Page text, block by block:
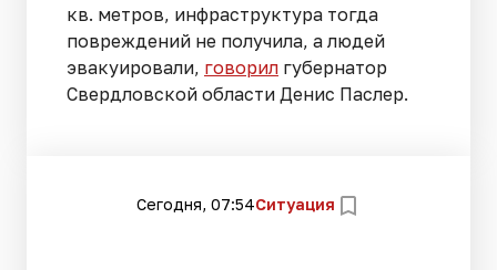
кв. метров, инфраструктура тогда
повреждений не получила, а людей
эвакуировали, говорил губернатор
Свердловской области Денис Паслер.
Сегодня, 07:54Ситуация